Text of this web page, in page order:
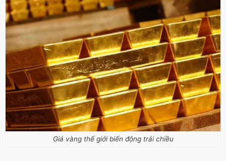
Giá vàng thế giới biến động trái chiều